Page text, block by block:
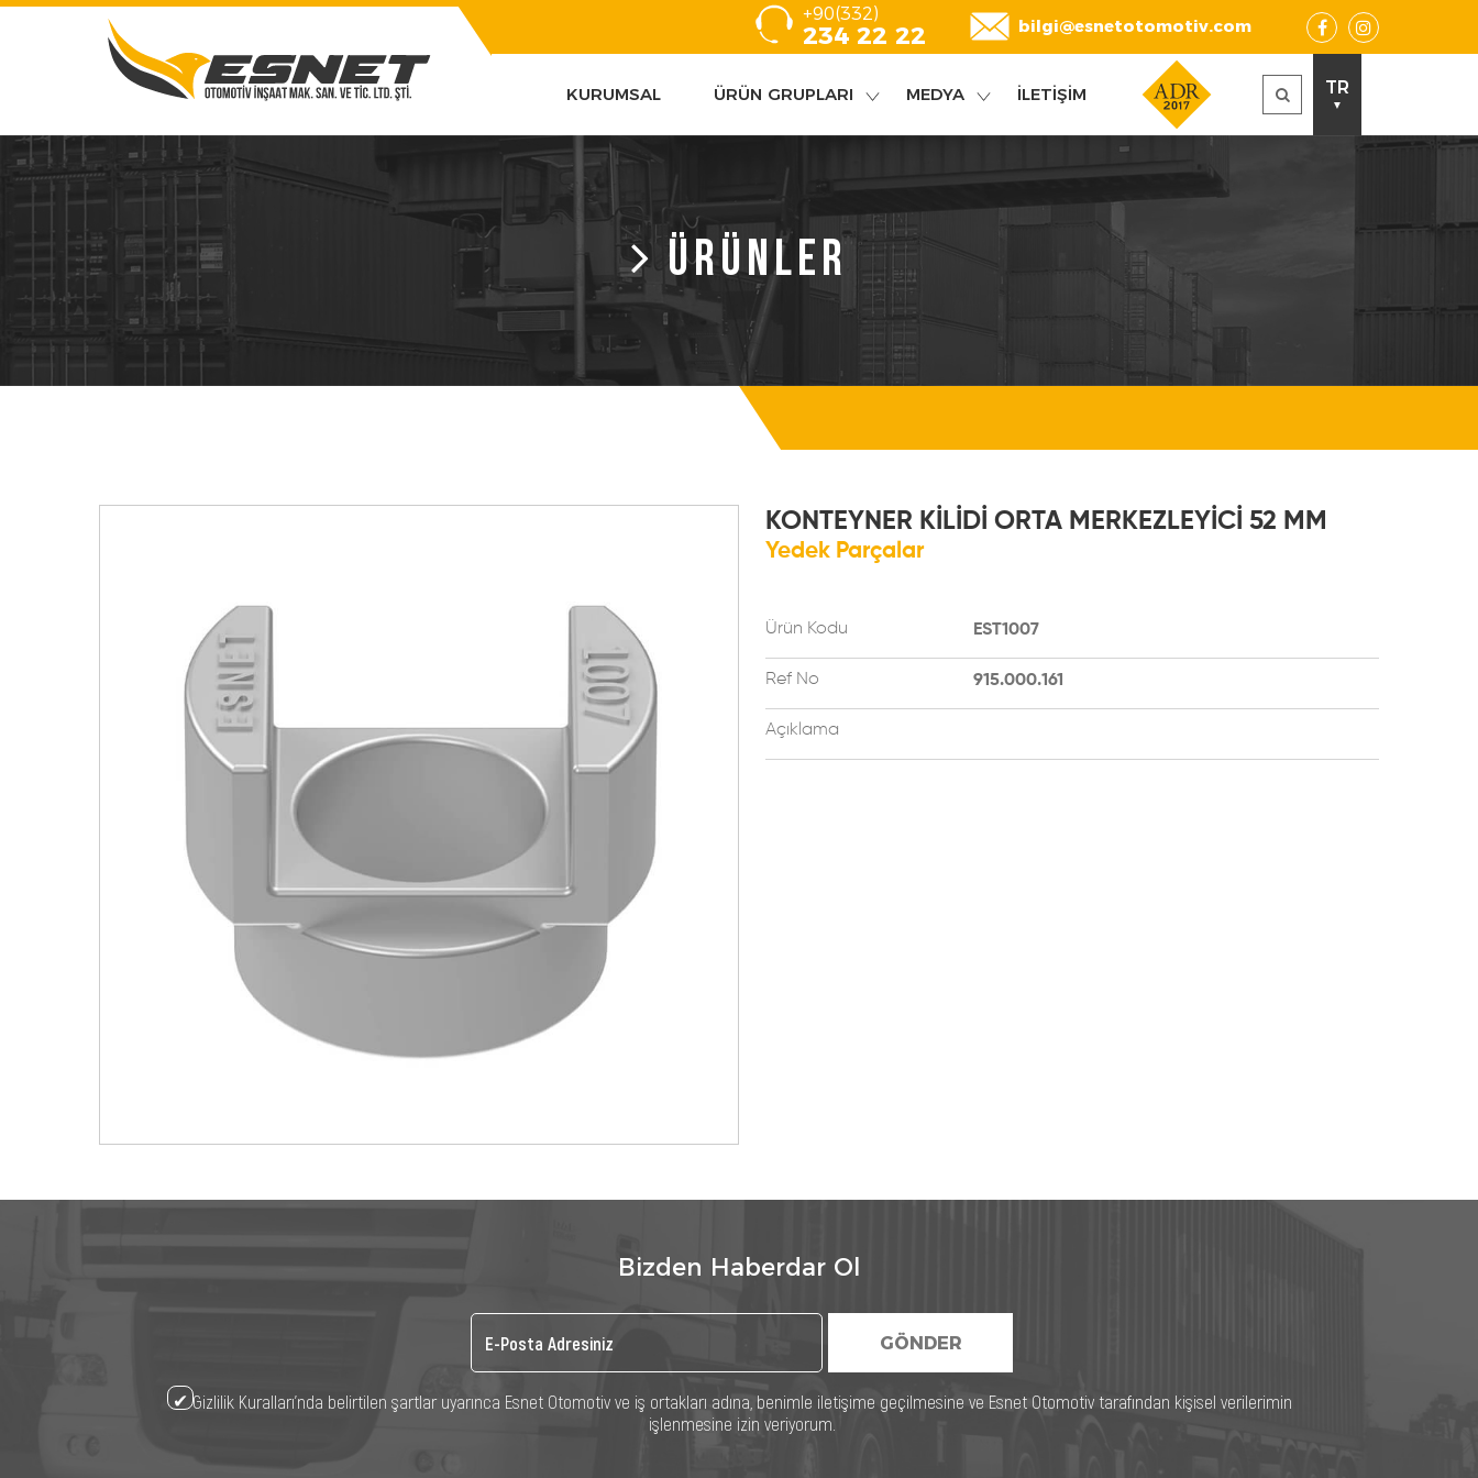
bilgi@esnetotomotiv.com
+90(332)
234 22 22
KURUMSAL ÜRÜN GRUPLARI MEDYA İLETİŞİM TR
▼
ÜRÜNLER
KONTEYNER KİLİDİ ORTA MERKEZLEYİCİ 52 MM
Yedek Parçalar
Ürün Kodu EST1007
Ref No 915.000.161
Açıklama
Bizden Haberdar Ol
GÖNDER
Gizlilik Kuralları’nda belirtilen şartlar uyarınca Esnet Otomotiv ve iş ortakları adına, benimle iletişime geçilmesine ve Esnet Otomotiv tarafından kişisel verilerimin
işlenmesine izin veriyorum.